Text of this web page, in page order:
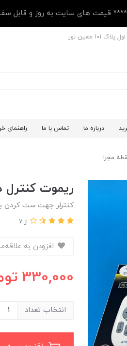
قیمت های سایت به روز و قابل
معین نور
درباره ما تماس با ما راهنمای
ریموت کنترل دیمر
کنترلر جهت ست کردن
از 7
330,000
انتخاب تعداد